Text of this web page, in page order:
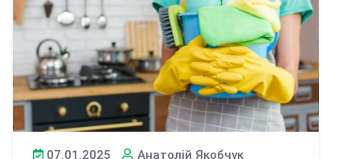
07.01.2025
Анатолій Якобчук